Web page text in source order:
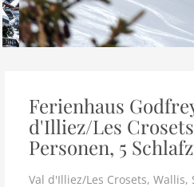
Ferienhaus
d'Illiez/Les
Personen, 5
Val d'Illiez/Les Crosets, Wallis,